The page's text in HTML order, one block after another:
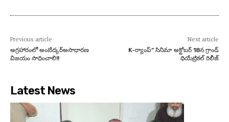
Previous article
అగ్రహారంలో అంబేద్కర్అసాధారణ
విజయం సాధించాలి!!
Next article
K-ర్యాంప్” సినిమా అక్టోబర్ 18న గ్రాండ్
థియేట్రికల్ రిలీజ్
Latest News